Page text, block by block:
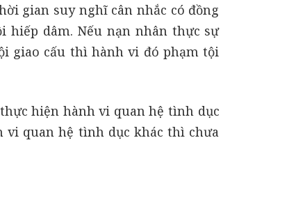
gian suy nghĩ cân nhắc có đồng
hiếp dâm. Nếu nạn nhân thực sự
giao cấu thì hành vi đó phạm tội
hiện hành vi quan hệ tình dục
vi quan hệ tình dục khác thì chưa